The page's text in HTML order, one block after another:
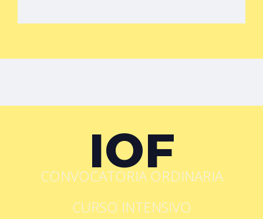
IOF
CONVOCATORIA ORDINARIA
CURSO INTENSIVO